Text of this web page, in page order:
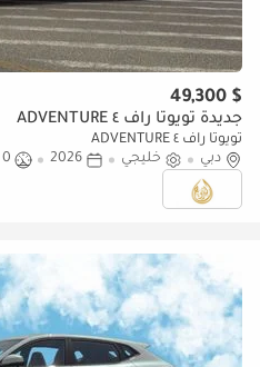
$ 49,300
جديدة تويوتا راف ٤ ADVENTURE
تويوتا راف ٤ ADVENTURE
دبي
خليجي 2026
0 كيلومتر